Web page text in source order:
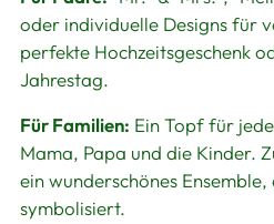
oder individuelle Designs für
perfekte Hochzeitsgeschenk
Jahrestag.
Für Familien: Ein Topf für
Mama, Papa und die Kinder.
ein wunderschönes
symbolisiert.